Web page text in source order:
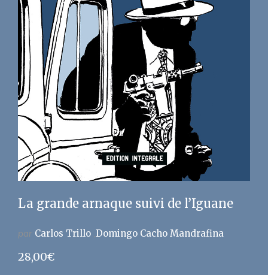
La grande arnaque suivi de l’Iguane
par Carlos Trillo Domingo Cacho Mandrafina
28,00€